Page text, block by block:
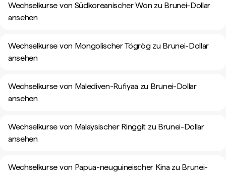
Wechselkurse von Südkoreanischer Won zu Brunei-Dollar
ansehen
Wechselkurse von Mongolischer Tögrög zu Brunei-Dollar
ansehen
Wechselkurse von Malediven-Rufiyaa zu Brunei-Dollar
ansehen
Wechselkurse von Malaysischer Ringgit zu Brunei-Dollar
ansehen
Wechselkurse von Papua-neuguineischer Kina zu Brunei-